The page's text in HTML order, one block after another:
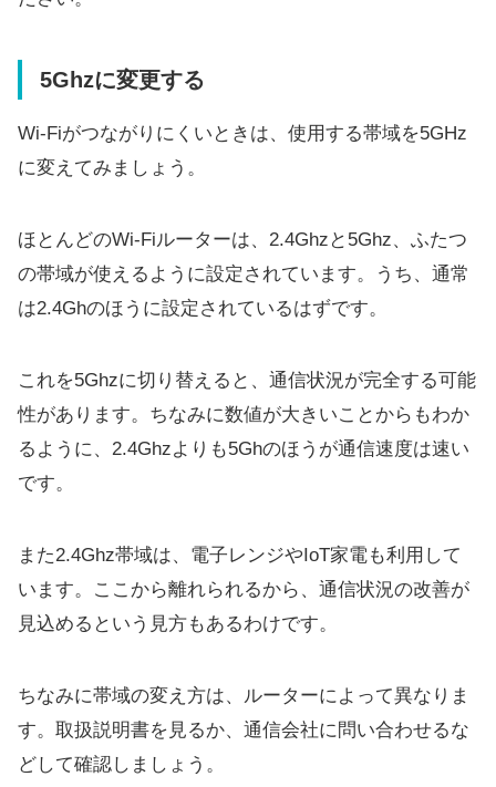
5Ghzに変更する
Wi-Fiがつながりにくいときは、使用する帯域を5GHz
に変えてみましょう。
ほとんどのWi-Fiルーターは、2.4Ghzと5Ghz、ふたつ
の帯域が使えるように設定されています。うち、通常
は2.4Ghのほうに設定されているはずです。
これを5Ghzに切り替えると、通信状況が完全する可能
性があります。ちなみに数値が大きいことからもわか
るように、2.4Ghzよりも5Ghのほうが通信速度は速い
です。
また2.4Ghz帯域は、電子レンジやIoT家電も利用して
います。ここから離れられるから、通信状況の改善が
見込めるという見方もあるわけです。
ちなみに帯域の変え方は、ルーターによって異なりま
す。取扱説明書を見るか、通信会社に問い合わせるな
どして確認しましょう。